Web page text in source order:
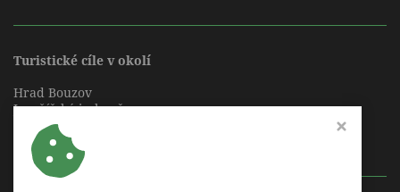
Turistické cíle v okolí
Hrad Bouzov
Javoříčské jeskyně
Mladečské jeskyně
Zámek Náměšť na Hané